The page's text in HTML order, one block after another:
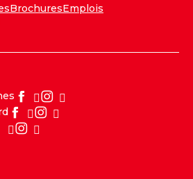
BrochuresEmplois